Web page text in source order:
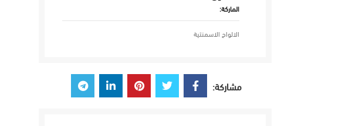
الماركة:
الالواح الاسمنتية
مشاركة: